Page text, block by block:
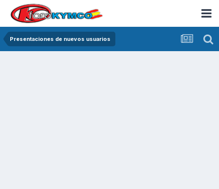
Presentaciones de nuevos usuarios